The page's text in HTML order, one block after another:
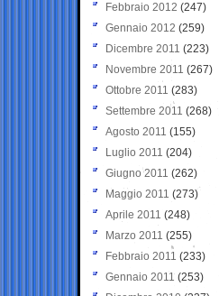
Febbraio 2012 (247)
Gennaio 2012 (259)
Dicembre 2011 (223)
Novembre 2011 (267)
Ottobre 2011 (283)
Settembre 2011 (268)
Agosto 2011 (155)
Luglio 2011 (204)
Giugno 2011 (262)
Maggio 2011 (273)
Aprile 2011 (248)
Marzo 2011 (255)
Febbraio 2011 (233)
Gennaio 2011 (253)